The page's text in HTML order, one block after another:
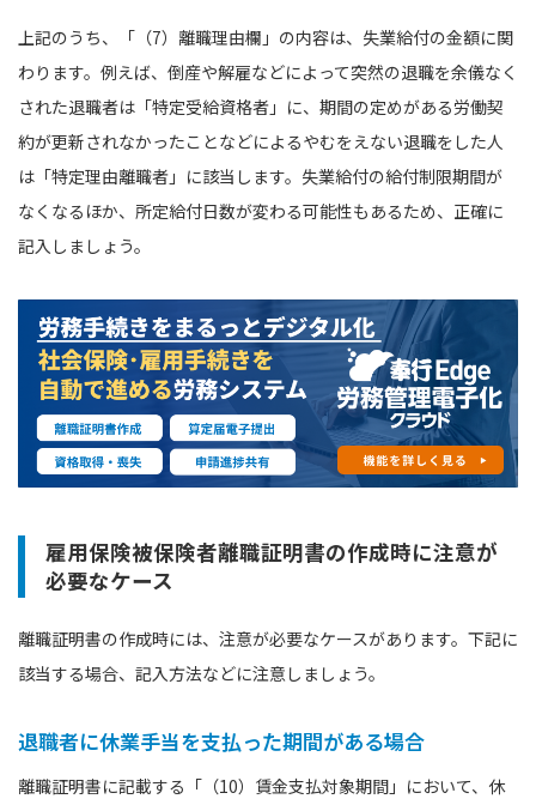
上記のうち、「（7）離職理由欄」の内容は、失業給付の金額に関
わります。例えば、倒産や解雇などによって突然の退職を余儀なく
された退職者は「特定受給資格者」に、期間の定めがある労働契
約が更新されなかったことなどによるやむをえない退職をした人
は「特定理由離職者」に該当します。失業給付の給付制限期間が
なくなるほか、所定給付日数が変わる可能性もあるため、正確に
記入しましょう。
雇用保険被保険者離職証明書の作成時に注意が
必要なケース
離職証明書の作成時には、注意が必要なケースがあります。下記に
該当する場合、記入方法などに注意しましょう。
退職者に休業手当を支払った期間がある場合
離職証明書に記載する「（10）賃金支払対象期間」において、休